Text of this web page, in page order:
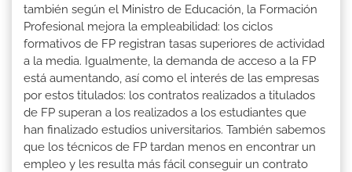
también según el Ministro de Educación, la Formación
Profesional mejora la empleabilidad: los ciclos
formativos de FP registran tasas superiores de actividad
a la media. Igualmente, la demanda de acceso a la FP
está aumentando, así como el interés de las empresas
por estos titulados: los contratos realizados a titulados
de FP superan a los realizados a los estudiantes que
han finalizado estudios universitarios. También sabemos
que los técnicos de FP tardan menos en encontrar un
empleo y les resulta más fácil conseguir un contrato